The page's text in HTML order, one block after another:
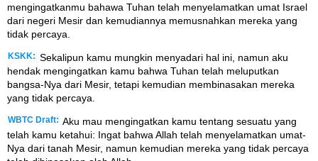
mengingatkanmu bahawa Tuhan telah menyelamatkan umat Israel
dari negeri Mesir dan kemudiannya memusnahkan mereka yang
tidak percaya.
KSKK: Sekalipun kamu mungkin menyadari hal ini, namun aku
hendak mengingatkan kamu bahwa Tuhan telah meluputkan
bangsa-Nya dari Mesir, tetapi kemudian membinasakan mereka
yang tidak percaya.
WBTC Draft: Aku mau mengingatkan kamu tentang sesuatu yang
telah kamu ketahui: Ingat bahwa Allah telah menyelamatkan umat-
Nya dari tanah Mesir, namun kemudian mereka yang tidak percaya